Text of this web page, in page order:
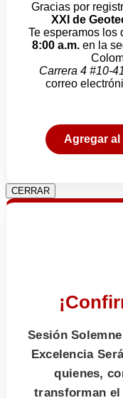
Gracias por
XXI de
Te esperamos los
8:00 a.m. en la
Carrera 4 #10-
correo
Agregar al
CERRAR
Sesión
Excelencia
quienes,
transforman